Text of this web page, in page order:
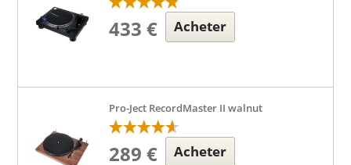
433 € Acheter
Pro-Ject RecordMaster II walnut
289 € Acheter